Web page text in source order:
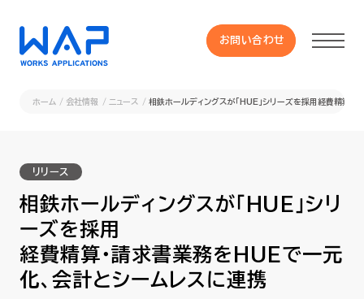
お問い合わせ
HUE 機能一覧
サービス
OXYGラインナップ
ホーム 会社情報 ニュース 相鉄ホールディングスが「HUE」シリーズを採用経費精算
リリース
相鉄ホールディングスが「HUE」シリ
ーズを採用
経費精算・請求書業務をHUEで一元
化、会計とシームレスに連携
お問い合わせ